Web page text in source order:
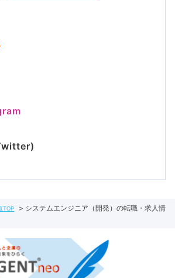
TOP
システムエンジニア（開発）の転職・求人情